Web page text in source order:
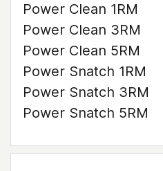
Power Clean 1RM
Power Clean 3RM
Power Clean 5RM
Power Snatch 1RM
Power Snatch 3RM
Power Snatch 5RM